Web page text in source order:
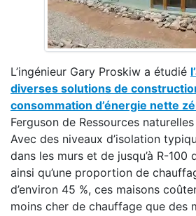
L’ingénieur Gary Proskiw a étudié
diverses solutions de
consommation d’énergie nette
Ferguson de Ressources
Avec des niveaux d’isolation
dans les murs et de jusqu’à R-100
ainsi qu’une proportion de
d’environ 45 %, ces maisons
moins cher de chauffage que des